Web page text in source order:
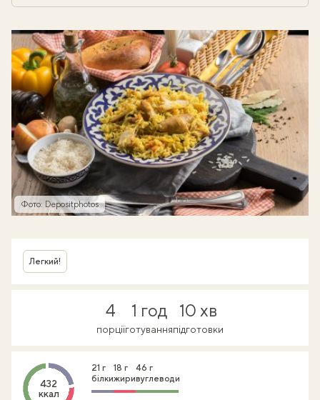
Фото: Depositphotos
Легкий!
4
порції
1 год
готування
10 хв
підготовки
432
ккал
21 г
білки
18 г
жири
46 г
вуглеводи